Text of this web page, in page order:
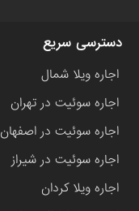
دسترسی سریع
اجاره ویلا شمال
اجاره سوئیت در تهران
اجاره سوئیت در اصفهان
اجاره سوئیت در شیراز
اجاره ویلا کردان